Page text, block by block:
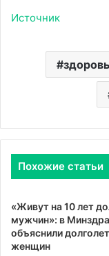
Источник
Похожие статьи
«Живут на 10 лет
мужчин»: в
объяснили
женщин